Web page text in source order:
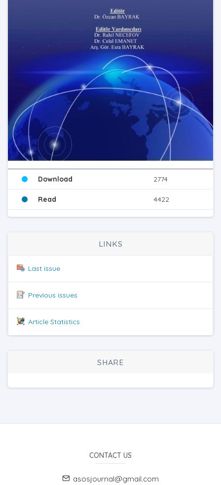
Download 2774
Read 4422
LINKS
Last issue
Previous issues
Article Statistics
SHARE
CONTACT US
asosjournal@gmail.com